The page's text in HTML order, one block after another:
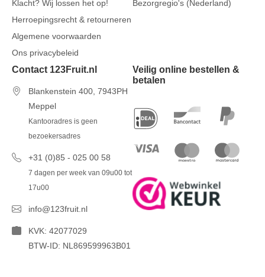
Klacht? Wij lossen het op!
Herroepingsrecht & retourneren
Algemene voorwaarden
Ons privacybeleid
Bezorgregio's (Nederland)
Contact 123Fruit.nl
Blankenstein 400, 7943PH
Meppel
Kantooradres is geen
bezoekersadres
+31 (0)85 - 025 00 58
7 dagen per week van 09u00 tot
17u00
info@123fruit.nl
KVK: 42077029
BTW-ID: NL869599963B01
Veilig online bestellen &
betalen